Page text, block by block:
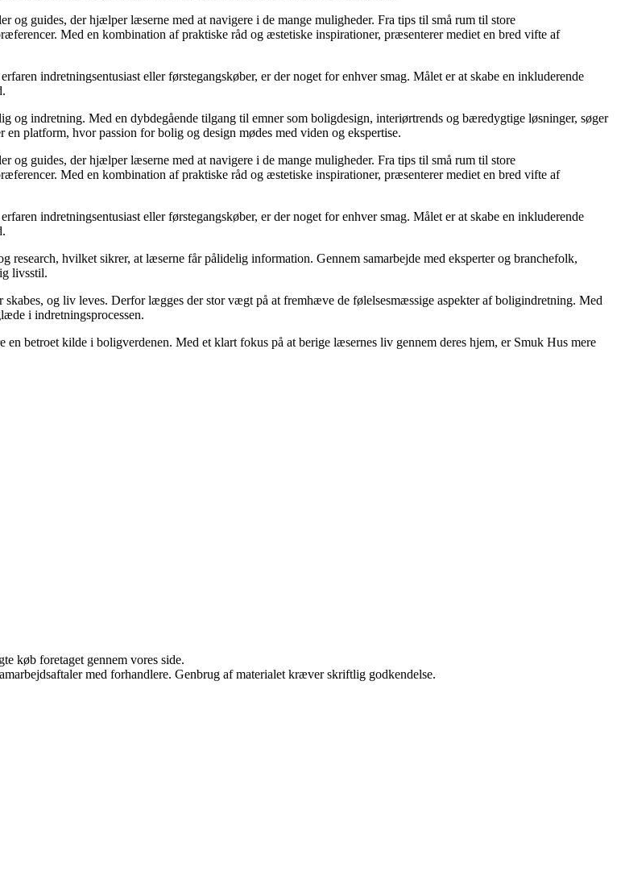
guides, der hjælper læserne med at navigere i de mange muligheder. Fra tips til små rum til store
Med en kombination af praktiske råd og æstetiske inspirationer, præsenterer mediet en bred vifte af
indretningsentusiast eller førstegangskøber, er der noget for enhver smag. Målet er at skabe en inkluderende
indretning. Med en dybdegående tilgang til emner som boligdesign, interiørtrends og bæredygtige løsninger, søger
platform, hvor passion for bolig og design mødes med viden og ekspertise.
guides, der hjælper læserne med at navigere i de mange muligheder. Fra tips til små rum til store
Med en kombination af praktiske råd og æstetiske inspirationer, præsenterer mediet en bred vifte af
indretningsentusiast eller førstegangskøber, er der noget for enhver smag. Målet er at skabe en inkluderende
hvilket sikrer, at læserne får pålidelig information. Gennem samarbejde med eksperter og branchefolk,
livsstil.
og liv leves. Derfor lægges der stor vægt på at fremhæve de følelsesmæssige aspekter af boligindretning. Med
i indretningsprocessen.
betroet kilde i boligverdenen. Med et klart fokus på at berige læsernes liv gennem deres hjem, er Smuk Hus mere
køb foretaget gennem vores side.
med forhandlere. Genbrug af materialet kræver skriftlig godkendelse.